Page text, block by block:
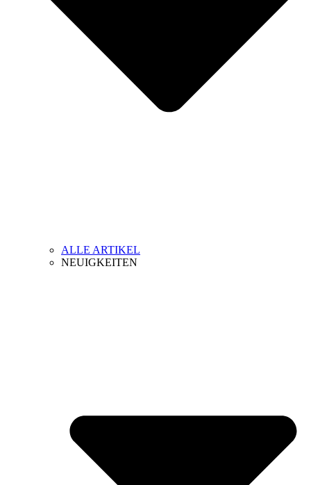
ALLE ARTIKEL
NEUIGKEITEN